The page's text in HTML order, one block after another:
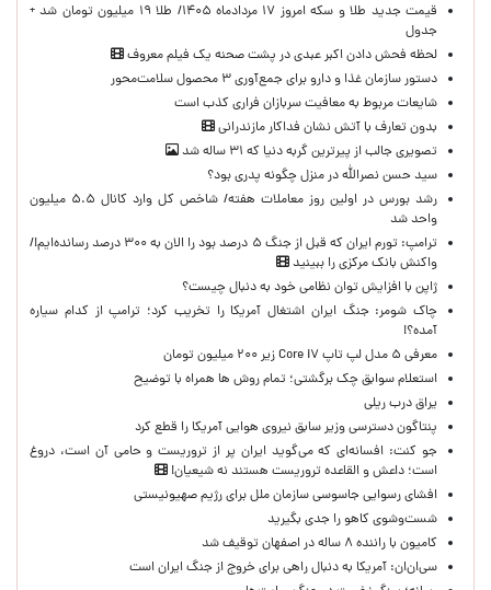
قیمت جدید طلا و سکه امروز ۱۷ مردادماه ۱۴۰۵/ طلا ۱۹ میلیون تومان شد +
جدول
لحظه‌ فحش دادن اکبر عبدی در پشت صحنه یک فیلم معروف
دستور سازمان غذا و دارو برای جمع‌آوری ۳ محصول سلامت‌محور
شایعات مربوط به معافیت سربازان فراری کذب است
بدون تعارف با آتش نشان فداکار مازندرانی
تصویری جالب از پیرترین گربه دنیا که ۳۱ ساله شد
سید حسن نصرالله در منزل چگونه پدری بود؟
رشد بورس در اولین روز معاملات هفته/ شاخص کل وارد کانال ۵.۵ میلیون
واحد شد
ترامپ: تورم ایران که قبل از جنگ ۵ درصد بود را الان به ۳۰۰ درصد رسانده‌ایم!/
واکنش بانک مرکزی را ببینید
ژاپن با افزایش توان نظامی خود به دنبال چیست؟
چاک شومر: جنگ ایران اشتغال آمریکا را تخریب کرد؛ ترامپ از کدام سیاره
آمده؟!
معرفی ۵ مدل لپ تاپ Core i۷ زیر ۲۰۰ میلیون تومان
استعلام سوابق چک برگشتی؛ تمام روش ها همراه با توضیح
یراق درب ریلی
پنتاگون دسترسی وزیر سابق نیروی هوایی آمریکا را قطع کرد
جو کنت: افسانه‌ای که می‌گوید ایران پر از تروریست و حامی آن است، دروغ
است؛ داعش و القاعده تروریست هستند نه شیعیان!
افشای رسوایی جاسوسی سازمان ملل برای رژیم صهیونیستی
شست‌وشوی کاهو را جدی بگیرید
کامیون با راننده ۸ ساله در اصفهان توقیف شد
سی‌ان‌ان: آمریکا به دنبال راهی برای خروج از جنگ ایران است